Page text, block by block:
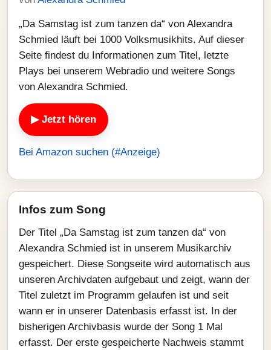
„Da Samstag ist zum tanzen da“ von Alexandra
Schmied läuft bei 1000 Volksmusikhits. Auf dieser
Seite findest du Informationen zum Titel, letzte
Plays bei unserem Webradio und weitere Songs
von Alexandra Schmied.
▶ Jetzt hören
Bei Amazon suchen (#Anzeige)
Infos zum Song
Der Titel „Da Samstag ist zum tanzen da“ von
Alexandra Schmied ist in unserem Musikarchiv
gespeichert. Diese Songseite wird automatisch aus
unseren Archivdaten aufgebaut und zeigt, wann der
Titel zuletzt im Programm gelaufen ist und seit
wann er in unserer Datenbasis erfasst ist. In der
bisherigen Archivbasis wurde der Song 1 Mal
erfasst. Der erste gespeicherte Nachweis stammt